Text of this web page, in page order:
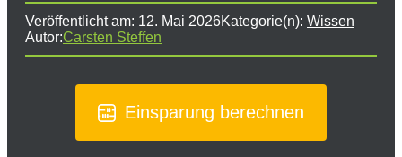
Veröffentlicht am: 12. Mai 2026Kategorie(n): Wissen
Autor:Carsten Steffen
Einsparung berechnen